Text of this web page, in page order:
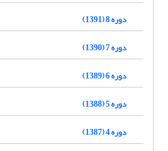
دوره 8 (1391)
دوره 7 (1390)
دوره 6 (1389)
دوره 5 (1388)
دوره 4 (1387)